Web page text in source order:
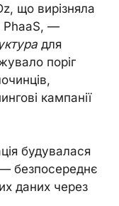
що вирізняла
PhaaS, —
для
поріг
кампанії
будувалася
безпосереднє
даних через